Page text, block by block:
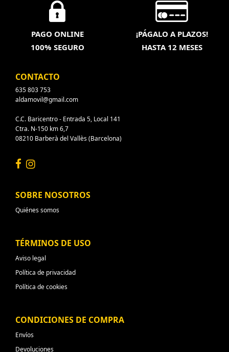
PAGO ONLINE
100% SEGURO
¡PÁGALO A PLAZOS!
HASTA 12 MESES
CONTACTO
635 803 753
aldamovil@gmail.com
C.C. Baricentro - Entrada 5, Local 141
Ctra. N-150 km 6,7
08210 Barberà del Vallès (Barcelona)
SOBRE NOSOTROS
Quiénes somos
TÉRMINOS DE USO
Aviso legal
Política de privacidad
Política de cookies
CONDICIONES DE COMPRA
Envíos
Devoluciones